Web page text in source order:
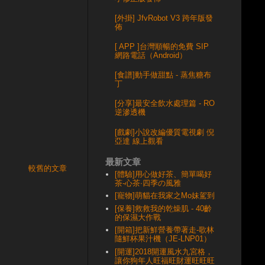
較舊的文章
[外掛] JfvRobot V3 跨年版發
佈
[ APP ]台灣順暢的免費 SIP
網路電話（Android）
[食譜]動手做甜點 - 蒸焦糖布
丁
[分享]最安全飲水處理篇 - RO
逆滲透機
[戲劇]小說改編優質電視劇 倪
亞達 線上觀看
最新文章
[體驗]用心做好茶、簡單喝好
茶-心茶‧四季の風雅
[寵物]萌貓在我家之Mo妹駕到
[保養]救救我的乾燥肌 - 40齡
的保濕大作戰
[開箱]把新鮮營養帶著走-歌林
隨鮮杯果汁機（JE-LNP01）
[開運]2018開運風水九宮格，
讓你狗年人旺福旺財運旺旺旺